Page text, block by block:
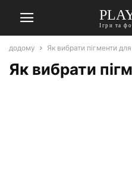
Ігри та
додому Як вибрати пігменти для
Як вибрати